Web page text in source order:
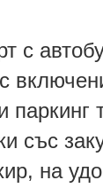
с
паркинг
със
на